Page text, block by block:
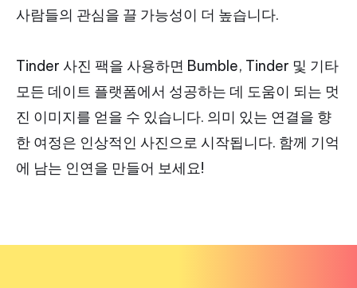
사람들의 관심을 끌 가능성이 더 높습니다.
Tinder 사진 팩을 사용하면 Bumble, Tinder 및 기타
모든 데이트 플랫폼에서 성공하는 데 도움이 되는 멋
진 이미지를 얻을 수 있습니다. 의미 있는 연결을 향
한 여정은 인상적인 사진으로 시작됩니다. 함께 기억
에 남는 인연을 만들어 보세요!